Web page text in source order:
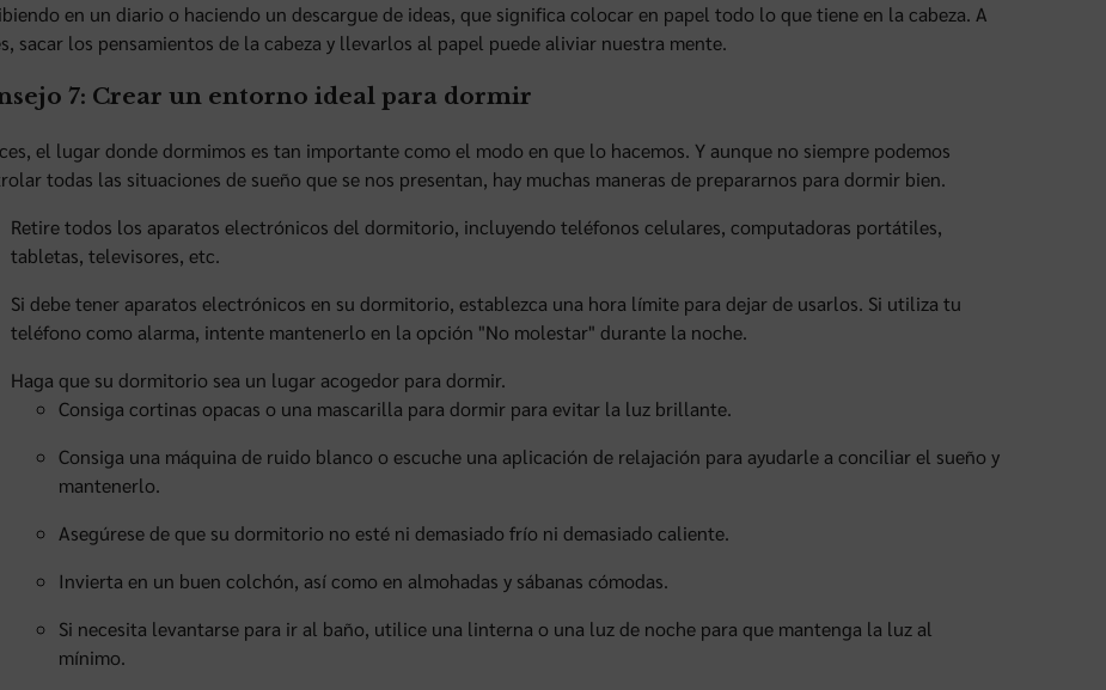
en un diario o haciendo un descargue de ideas, que significa colocar en papel todo lo que tiene en la cabeza. A
sacar los pensamientos de la cabeza y llevarlos al papel puede aliviar nuestra mente.
7: Crear un entorno ideal para dormir
el lugar donde dormimos es tan importante como el modo en que lo hacemos. Y aunque no siempre podemos
todas las situaciones de sueño que se nos presentan, hay muchas maneras de prepararnos para dormir bien.
Retire todos los aparatos electrónicos del dormitorio, incluyendo teléfonos celulares, computadoras portátiles,
tabletas, televisores, etc.
Si debe tener aparatos electrónicos en su dormitorio, establezca una hora límite para dejar de usarlos. Si utiliza tu
teléfono como alarma, intente mantenerlo en la opción "No molestar" durante la noche.
Haga que su dormitorio sea un lugar acogedor para dormir.
Consiga cortinas opacas o una mascarilla para dormir para evitar la luz brillante.
Consiga una máquina de ruido blanco o escuche una aplicación de relajación para ayudarle a conciliar el sueño y
mantenerlo.
Asegúrese de que su dormitorio no esté ni demasiado frío ni demasiado caliente.
Invierta en un buen colchón, así como en almohadas y sábanas cómodas.
Si necesita levantarse para ir al baño, utilice una linterna o una luz de noche para que mantenga la luz al
mínimo.